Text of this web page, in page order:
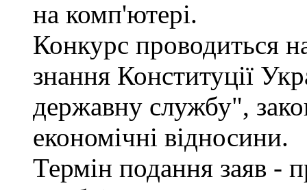
на комп'ютері.
Конкурс проводиться
знання Конституції
державну службу",
економічні відносини.
Термін подання заяв -